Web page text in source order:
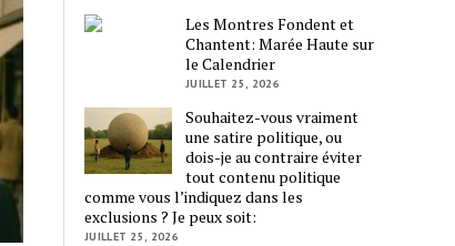
Les Montres Fondent et
Chantent: Marée Haute sur
le Calendrier
JUILLET 25, 2026
Souhaitez-vous vraiment
une satire politique, ou
dois-je au contraire éviter
tout contenu politique
comme vous l’indiquez dans les
exclusions ? Je peux soit:
JUILLET 25, 2026